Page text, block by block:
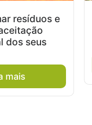
resíduos e
dos seus
mais